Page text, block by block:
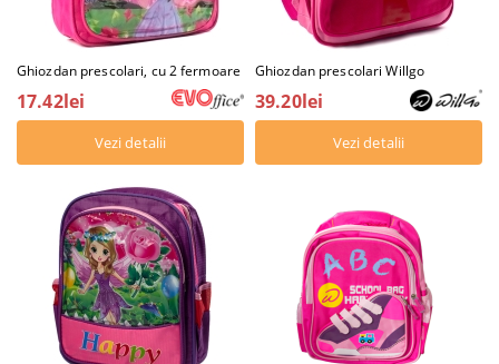
Ghiozdan prescolari, cu 2 fermoare
17.42lei
Vezi detalii
Ghiozdan prescolari Willgo
39.20lei
Vezi detalii